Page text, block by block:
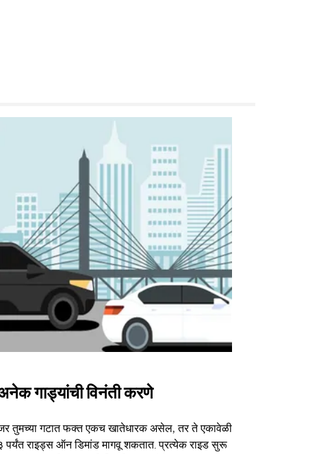
गाड्यांची विनंती करणे
तुमच्या गटात फक्त एकच खातेधारक असेल, तर ते एकावेळी
पर्यंत राइड्स ऑन डिमांड मागवू शकतात. प्रत्येक राइड सुरू